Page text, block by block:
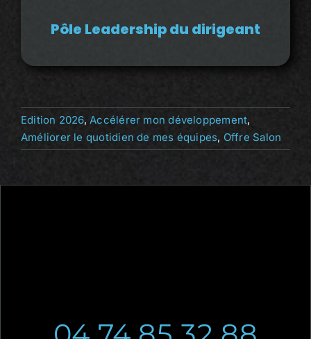
Pôle Leadership du dirigeant
Edition 2026,Accélérer mon développement,
Améliorer le quotidien de mes équipes, Offre Salon